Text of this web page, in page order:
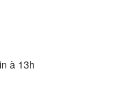
à 13h